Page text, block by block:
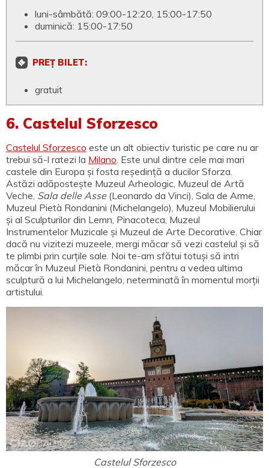
luni-sâmbătă: 09:00-12:20, 15:00-17:50
duminică: 15:00-17:50
PREȚ BILET:
gratuit
6. Castelul Sforzesco
Castelul Sforzesco este un alt obiectiv turistic pe care nu ar
trebui să-l ratezi la Milano . Este unul dintre cele mai mari
castele din Europa și fosta reședință a ducilor Sforza.
Astăzi adăpostește Muzeul Arheologic, Muzeul de Artă
Veche, Sala delle Asse(Leonardo da Vinci), Sala de Arme,
Muzeul Pietà Rondanini (Michelangelo), Muzeul Mobilierului
și al Sculpturilor din Lemn, Pinacoteca, Muzeul
Instrumentelor Muzicale și Muzeul de Arte Decorative. Chiar
dacă nu vizitezi muzeele, mergi măcar să vezi castelul și să
te plimbi prin curțile sale. Noi te-am sfătui totuși să intri
măcar în Muzeul Pietà Rondanini, pentru a vedea ultima
sculptură a lui Michelangelo, neterminată în momentul morții
artistului.
Castelul Sforzesco